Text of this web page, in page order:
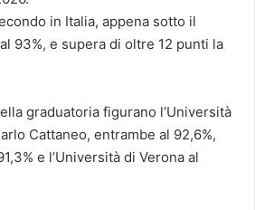
in Italia, appena sotto il
93%, e supera di oltre 12 punti la
graduatoria figurano l’Università
Cattaneo, entrambe al 92,6%,
e l’Università di Verona al